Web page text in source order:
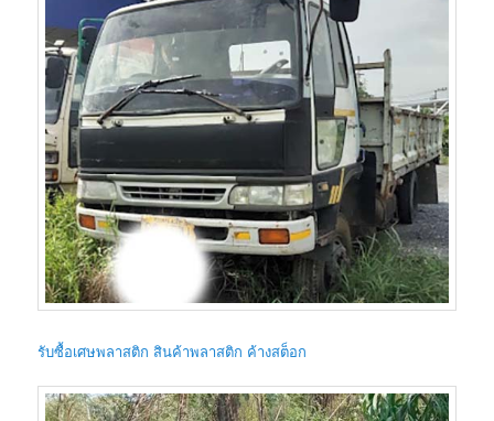
รับซื้อเศษพลาสติก สินค้าพลาสติก ค้างสต็อก